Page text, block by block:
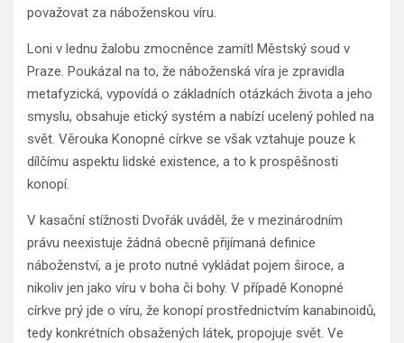
považovat za náboženskou víru.
Loni v lednu žalobu zmocněnce zamítl Městský soud v
Praze. Poukázal na to, že náboženská víra je zpravidla
metafyzická, vypovídá o základních otázkách života a jeho
smyslu, obsahuje etický systém a nabízí ucelený pohled na
svět. Věrouka Konopné církve se však vztahuje pouze k
dílčímu aspektu lidské existence, a to k prospěšnosti
konopí.
V kasační stížnosti Dvořák uváděl, že v mezinárodním
právu neexistuje žádná obecně přijímaná definice
náboženství, a je proto nutné vykládat pojem široce, a
nikoliv jen jako víru v boha či bohy. V případě Konopné
církve prý jde o víru, že konopí prostřednictvím kanabinoidů,
tedy konkrétních obsažených látek, propojuje svět. Ve